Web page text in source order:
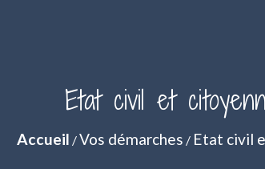
Etat civil et
Accueil /Vos démarches / Etat civil